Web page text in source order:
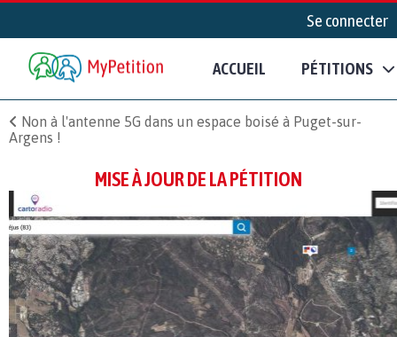
Se connecter
ACCUEIL PÉTITIONS
Non à l'antenne 5G dans un espace boisé à Puget-sur-
Argens !
MISE À JOUR DE LA PÉTITION